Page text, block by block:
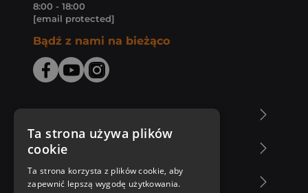
8:00 - 18:00
[email protected]
Bądź z nami na bieżąco
Zakupy u nas
Nasza oferta
Ta strona używa plików
cookie
Ta strona korzysta z plików cookie, aby
zapewnić lepszą wygodę użytkowania.